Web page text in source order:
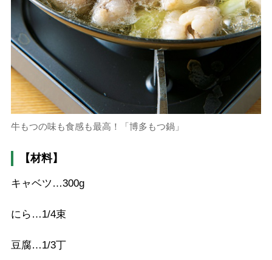
牛もつの味も食感も最高！「博多もつ鍋」
【材料】
キャベツ…300g
にら…1/4束
豆腐…1/3丁